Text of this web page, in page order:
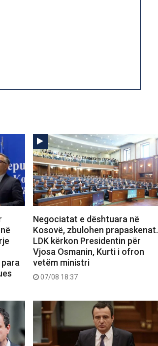
Negociatat e dështuara në
Kosovë, zbulohen prapaskenat.
LDK kërkon Presidentin për
Vjosa Osmanin, Kurti i ofron
vetëm ministri
07/08 18:37